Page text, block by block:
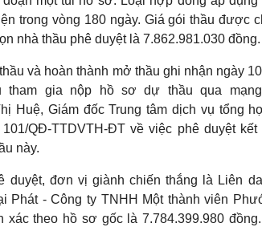
trong vòng 180 ngày. Giá gói thầu được
nhà thầu phê duyệt là 7.862.981.030 đồng.
và hoàn thành mở thầu ghi nhận ngày
tham gia nộp hồ sơ dự thầu qua
Huệ, Giám đốc Trung tâm dịch vụ tổng
101/QĐ-TTDVTH-ĐT về việc phê duyệt
này.
duyệt, đơn vị giành chiến thắng là Liên
Phát - Công ty TNHH Một thành viên
xác theo hồ sơ gốc là 7.784.399.980